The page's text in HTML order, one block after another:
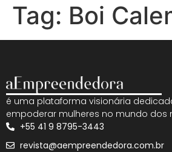
Tag: Boi
é uma plataforma visionária
empoderar mulheres no mundo dos
+55 41 9 8795-3443
revista@aempreendedora.com.br